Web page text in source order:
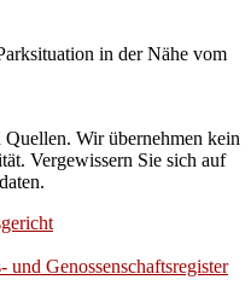
in der Nähe vom
Wir übernehmen kein
Vergewissern Sie sich auf
Genossenschaftsregister